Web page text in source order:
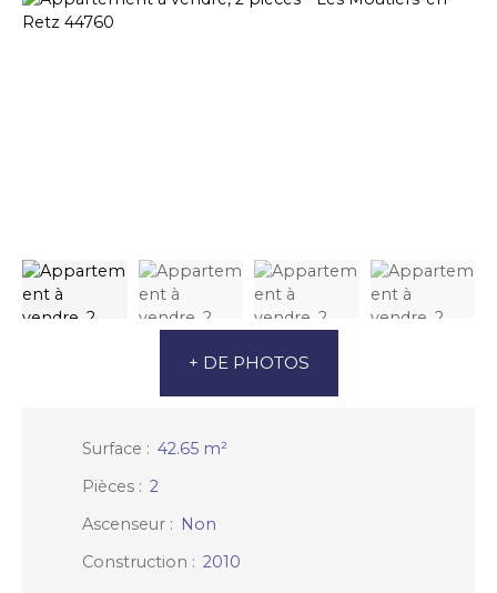
+ DE PHOTOS
Surface : 42.65 m²
Pièces : 2
Ascenseur : Non
Construction : 2010